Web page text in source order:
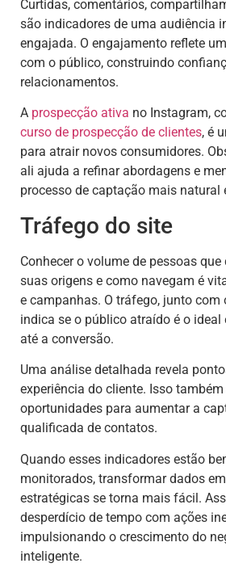
Curtidas, comentários,
são indicadores de uma audiência
engajada. O engajamento reflete
com o público, construindo
relacionamentos.
A prospecção ativa no Instagram,
curso de prospecção de clientes, é
para atrair novos consumidores.
ali ajuda a refinar abordagens e
processo de captação mais natural
Tráfego do site
Conhecer o volume de pessoas
suas origens e como navegam é
e campanhas. O tráfego, junto com
indica se o público atraído é o ideal
até a conversão.
Uma análise detalhada revela
experiência do cliente. Isso
oportunidades para aumentar a
qualificada de contatos.
Quando esses indicadores estão
monitorados, transformar dados
estratégicas se torna mais fácil.
desperdício de tempo com ações
impulsionando o crescimento do
inteligente.